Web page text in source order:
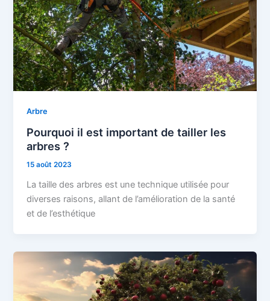
Arbre
Pourquoi il est important de tailler les
arbres ?
15 août 2023
La taille des arbres est une technique utilisée pour
diverses raisons, allant de l’amélioration de la santé
et de l’esthétique